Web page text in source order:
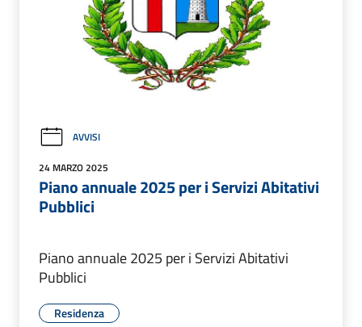
AVVISI
24 MARZO 2025
Piano annuale 2025 per i Servizi Abitativi
Pubblici
Piano annuale 2025 per i Servizi Abitativi
Pubblici
Residenza